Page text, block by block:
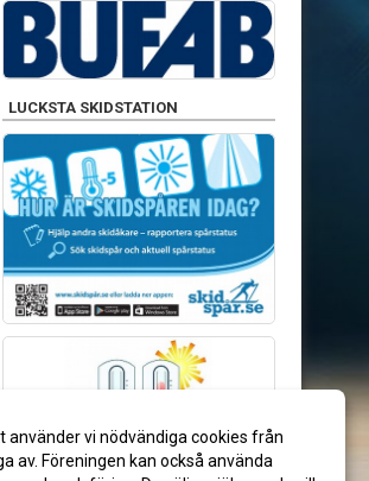
LUCKSTA SKIDSTATION
vi nödvändiga cookies från
av. Föreningen kan också använda